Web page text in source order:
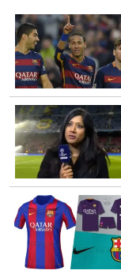
1
minute,
52
seconds